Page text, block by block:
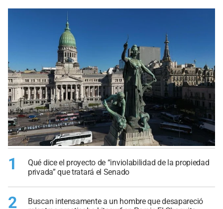
1
Qué dice el proyecto de “inviolabilidad de la propiedad
privada” que tratará el Senado
2
Buscan intensamente a un hombre que desapareció